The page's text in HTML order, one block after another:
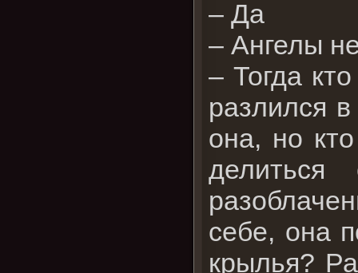
– Да
– Ангелы
– Тогда
разлился
она, но
себе, она
крылья?